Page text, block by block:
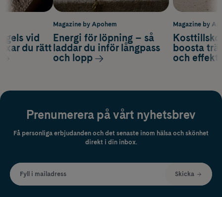
Magazine by
boosta
och
gels vid
du rätt
Magazine by Apohem
Energi för löpning – så
laddar du inför långpass
och lopp
Prenumerera på vårt nyhetsbrev
Få personliga erbjudanden och det senaste inom hälsa och skönhet
direkt i din inbox.
Fyll i mailadress Skicka